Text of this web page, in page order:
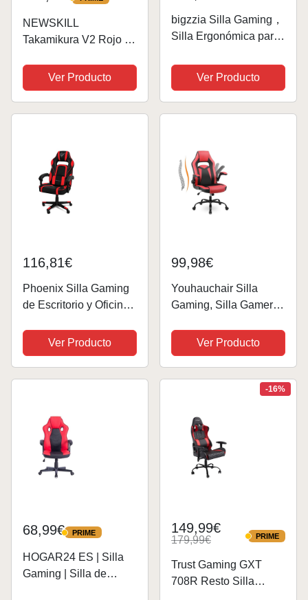
NEWSKILL
Takamikura V2 Rojo |
Transpirable
Ver Producto
bigzzia Silla Gaming，
Silla Ergonómica para
Estudio, Silla Gaming
con Cojín Lumbar y
Reposacabezas,
reposapiés,...
Ver Producto
116,81€
Phoenix Silla Gaming
de Escritorio y Oficina,
Giratoria,
Reposabrazos
Acolchados, Soporte
Ver Producto
99,98€
Youhauchair Silla
Gaming, Silla Gamer
Abatibles, Silla
Escritorio Ergonomica
de Polipiel, Cadeira
Gaming para Hogar y
Gaming...
Ver Producto
68,99€ PRIME
PRIME
HOGAR24 ES | Silla
Gaming | Silla de
-16%
149,99€
179,99€ PRIME
PRIME
Trust Gaming GXT
708R Resto Silla